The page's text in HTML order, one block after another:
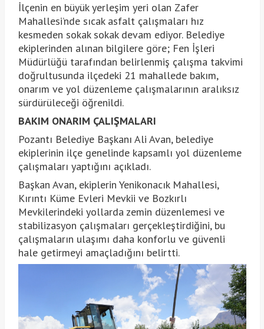
İlçenin en büyük yerleşim yeri olan Zafer
Mahallesi’nde sıcak asfalt çalışmaları hız
kesmeden sokak sokak devam ediyor. Belediye
ekiplerinden alınan bilgilere göre; Fen İşleri
Müdürlüğü tarafından belirlenmiş çalışma takvimi
doğrultusunda ilçedeki 21 mahallede bakım,
onarım ve yol düzenleme çalışmalarının aralıksız
sürdürüleceği öğrenildi.
BAKIM ONARIM ÇALIŞMALARI
Pozantı Belediye Başkanı Ali Avan, belediye
ekiplerinin ilçe genelinde kapsamlı yol düzenleme
çalışmaları yaptığını açıkladı.
Başkan Avan, ekiplerin Yenikonacık Mahallesi,
Kırıntı Küme Evleri Mevkii ve Bozkırlı
Mevkilerindeki yollarda zemin düzenlemesi ve
stabilizasyon çalışmaları gerçekleştirdiğini, bu
çalışmaların ulaşımı daha konforlu ve güvenli
hale getirmeyi amaçladığını belirtti.